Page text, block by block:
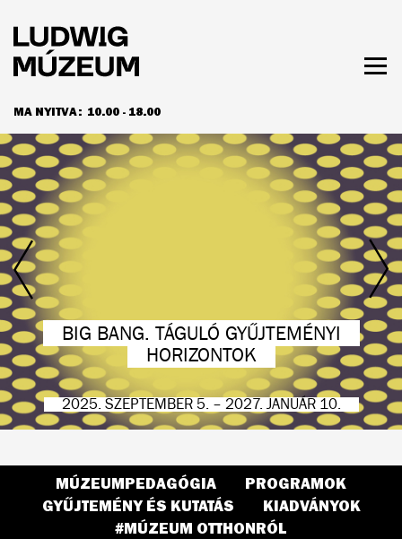
tartalomra
MA NYITVA: 10.00 - 18.00
NYITVATARTÁS ÉS JEGYÁRAK
Ludwig
Múzeum
BIG BANG. TÁGULÓ GYŰJTEMÉNYI
HORIZONTOK
2025. SZEPTEMBER 5. – 2027. JANUÁR 10.
BLACK MIRROR. A JÖVŐ HOSSZÚ
ÁRNYÉKA
2026. ÁPRILIS 8. – OKTÓBER 18.
NEOAVANTGÁRD ÉS KORTÁRS
MŰVÉSZEK A POZSONYI ART FOND
GYŰJTEMÉNYBŐL
2026. ÁPRILIS 24. – SZEPTEMBER 20.
GyakranMÚZEUMPEDAGÓGIA
PROGRAMOK
GYŰJTEMÉNY ÉS KUTATÁS
KIADVÁNYOK
#MÚZEUM OTTHONRÓL